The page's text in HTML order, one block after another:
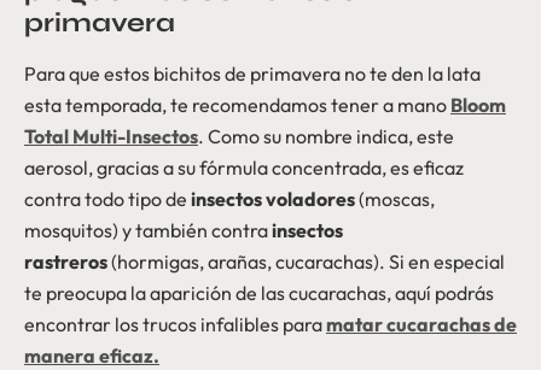
primavera
Para que estos bichitos de primavera no te den la lata
esta temporada, te recomendamos tener a mano Bloom
Total Multi-Insectos. Como su nombre indica, este
aerosol, gracias a su fórmula concentrada, es eficaz
contra todo tipo de insectos voladores(moscas,
mosquitos) y también contrainsectos
rastreros(hormigas, arañas, cucarachas). Si en especial
te preocupa la aparición de las cucarachas, aquí podrás
encontrar los trucos infalibles para matar cucarachas de
manera eficaz.